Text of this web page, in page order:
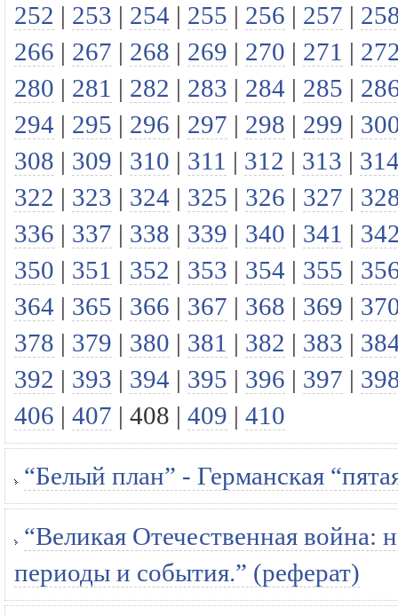
252 | 253 | 254 | 255 | 256 | 257 |
266 | 267 | 268 | 269 | 270 | 271 |
280 | 281 | 282 | 283 | 284 | 285 |
294 | 295 | 296 | 297 | 298 | 299 |
308 | 309 | 310 | 311 | 312 | 313 |
322 | 323 | 324 | 325 | 326 | 327 |
336 | 337 | 338 | 339 | 340 | 341 |
350 | 351 | 352 | 353 | 354 | 355 |
364 | 365 | 366 | 367 | 368 | 369 |
378 | 379 | 380 | 381 | 382 | 383 |
392 | 393 | 394 | 395 | 396 | 397 |
406 | 407 | 408 | 409 | 410
“Белый план” - Германская
“Великая Отечественная война:
периоды и события.” (реферат)